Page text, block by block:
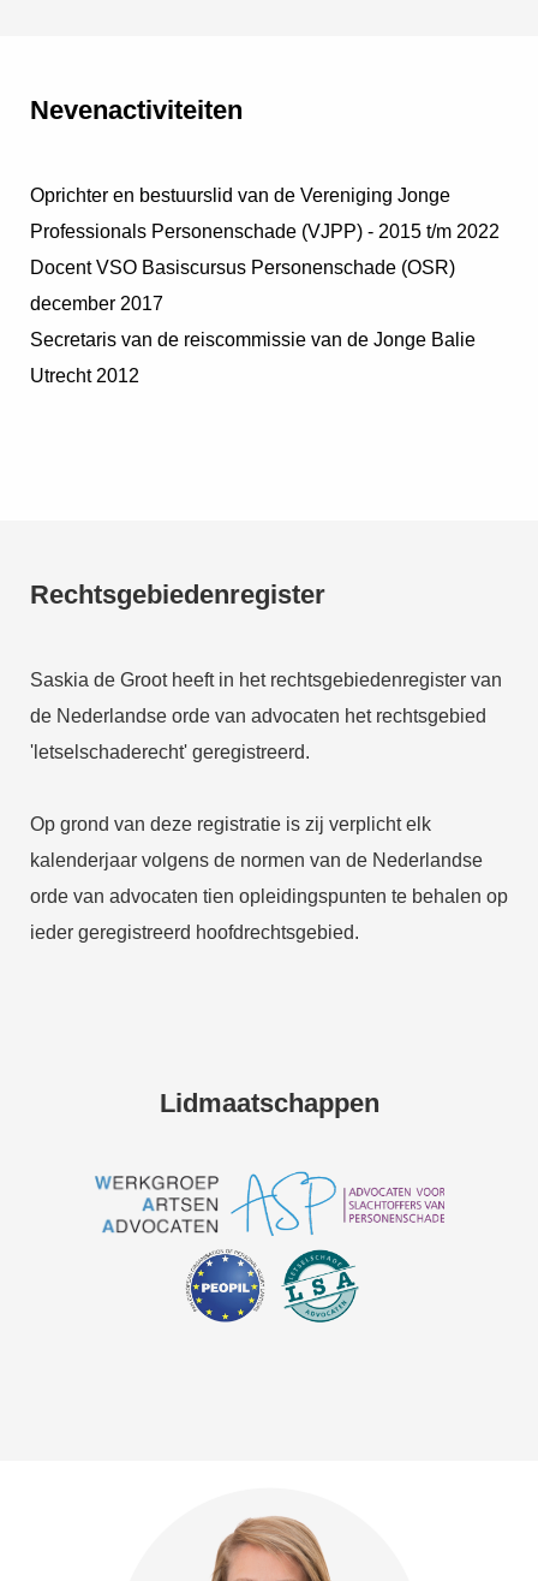
Nevenactiviteiten
Oprichter en bestuurslid van de Vereniging Jonge
Professionals Personenschade (VJPP) - 2015 t/m 2022
Docent VSO Basiscursus Personenschade (OSR)
december 2017
Secretaris van de reiscommissie van de Jonge Balie
Utrecht 2012
Rechtsgebiedenregister
Saskia de Groot heeft in het rechtsgebiedenregister van
de Nederlandse orde van advocaten het rechtsgebied
'letselschaderecht' geregistreerd.
Op grond van deze registratie is zij verplicht elk
kalenderjaar volgens de normen van de Nederlandse
orde van advocaten tien opleidingspunten te behalen op
ieder geregistreerd hoofdrechtsgebied.
Lidmaatschappen